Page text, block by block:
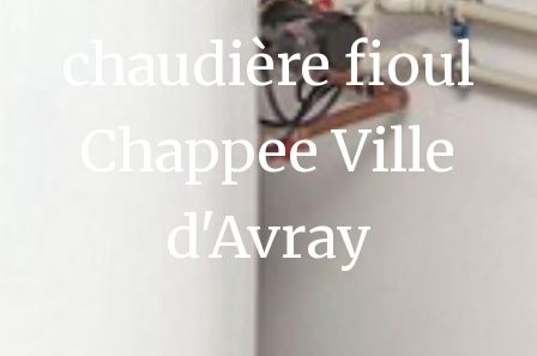
chaudière fioul
Chappee Ville
d'Avray